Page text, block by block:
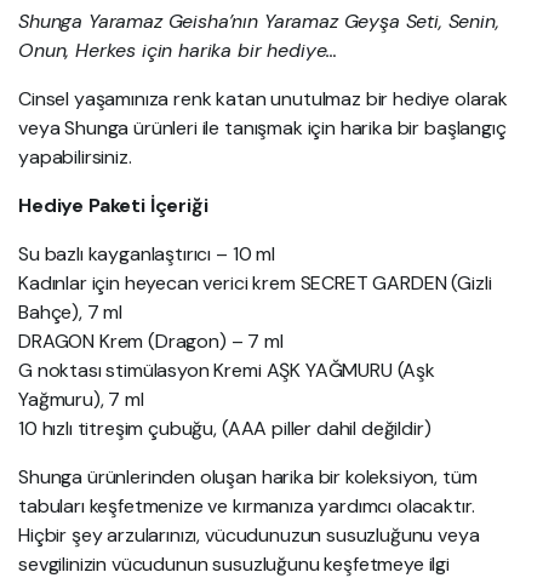
Shunga Yaramaz Geisha’nın Yaramaz Geyşa Seti, Senin,
Onun, Herkes için harika bir hediye…
Cinsel yaşamınıza renk katan unutulmaz bir hediye olarak
veya Shunga ürünleri ile tanışmak için harika bir başlangıç
yapabilirsiniz.
Hediye Paketi İçeriği
Su bazlı kayganlaştırıcı – 10 ml
Kadınlar için heyecan verici krem SECRET GARDEN (Gizli
Bahçe), 7 ml
DRAGON Krem (Dragon) – 7 ml
G noktası stimülasyon Kremi AŞK YAĞMURU (Aşk
Yağmuru), 7 ml
10 hızlı titreşim çubuğu, (AAA piller dahil değildir)
Shunga ürünlerinden oluşan harika bir koleksiyon, tüm
tabuları keşfetmenize ve kırmanıza yardımcı olacaktır.
Hiçbir şey arzularınızı, vücudunuzun susuzluğunu veya
sevgilinizin vücudunun susuzluğunu keşfetmeye ilgi